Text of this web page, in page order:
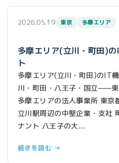
2026.05.19 東京 多摩エリア
多摩エリア(立川・町田)
ト
多摩エリア(立川・町田)のIT
川・町田・八王子・国立——
多摩エリアの法人事業所 東京
立川駅周辺の中堅企業・支社
ナント 八王子の大...
続きを読む →